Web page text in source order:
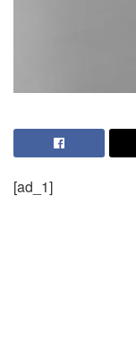
[ad_1]